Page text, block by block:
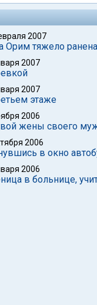
2007
Орим тяжело
2007
2007
этаже
2006
жены своего
2006
в окно
2006
в больнице,